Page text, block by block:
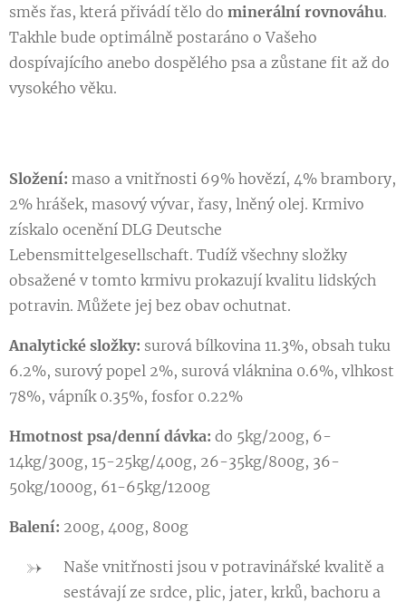
směs řas, která přivádí tělo do minerální rovnováhu.
Takhle bude optimálně postaráno o Vašeho
dospívajícího anebo dospělého psa a zůstane fit až do
vysokého věku.
Složení: maso a vnitřnosti 69% hovězí, 4% brambory,
2% hrášek, masový vývar, řasy, lněný olej. Krmivo
získalo ocenění DLG Deutsche
Lebensmittelgesellschaft. Tudíž všechny složky
obsažené v tomto krmivu prokazují kvalitu lidských
potravin. Můžete jej bez obav ochutnat.
Analytické složky: surová bílkovina 11.3%, obsah tuku
6.2%, surový popel 2%, surová vláknina 0.6%, vlhkost
78%, vápník 0.35%, fosfor 0.22%
Hmotnost psa/denní dávka: do 5kg/200g, 6-
14kg/300g, 15-25kg/400g, 26-35kg/800g, 36-
50kg/1000g, 61-65kg/1200g
Balení: 200g, 400g, 800g
Naše vnitřnosti jsou v potravinářské kvalitě a
sestávají ze srdce, plic, jater, krků, bachoru a